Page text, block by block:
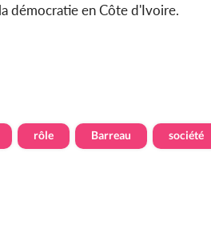
démocratie en Côte d'Ivoire.
rôle Barreau société